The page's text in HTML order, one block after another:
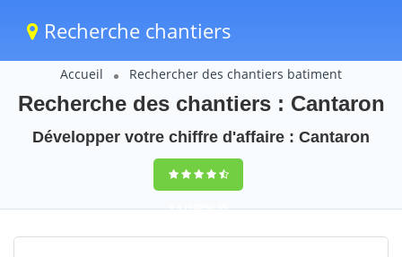
Recherche chantiers
Accueil Rechercher des chantiers batiment
Recherche des chantiers : Cantaron
Développer votre chiffre d'affaire : Cantaron
9,5(100%)39
votes